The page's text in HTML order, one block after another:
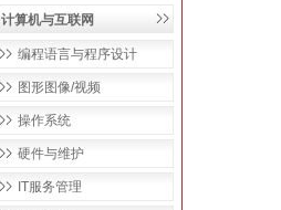
计算机与互联网
编程语言与程序设计
图形图像/视频
操作系统
硬件与维护
IT服务管理